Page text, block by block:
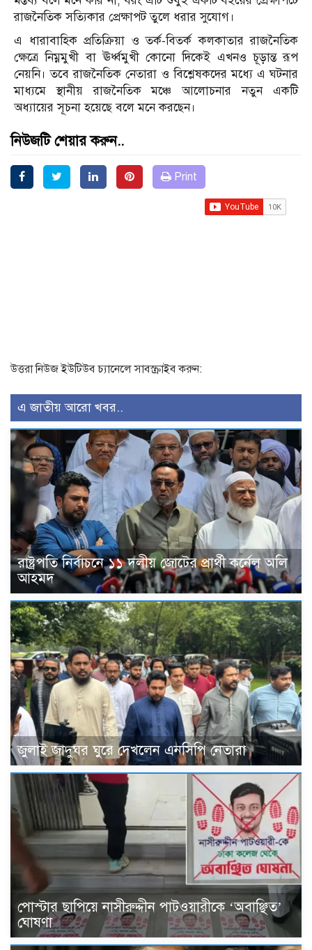
রাজনৈতিক সত্যিকার প্রেক্ষাপট তুলে ধরার সুযোগ।
এ ধারাবাহিক প্রতিক্রিয়া ও তর্ক-বিতর্ক কলকাতার রাজনৈতিক
ক্ষেত্রে নিম্নমুখী বা ঊর্ধ্বমুখী কোনো দিকেই এখনও চূড়ান্ত রূপ
নেয়নি। তবে রাজনৈতিক নেতারা ও বিশ্লেষকদের মধ্যে এ ঘটনার
মাধ্যমে স্থানীয় রাজনৈতিক মঞ্চে আলোচনার নতুন একটি
অধ্যায়ের সূচনা হয়েছে বলে মনে করছেন।
নিউজটি শেয়ার করুন..
Print
উত্তরা নিউজ ইউটিউব চ্যানেলে সাবস্ক্রাইব করুন:
এ জাতীয় আরো খবর..
রাষ্ট্রপতি নির্বাচনে ১১ দলীয় জোটের প্রার্থী কর্নেল অলি
আহমদ
জুলাই জাদুঘর ঘুরে দেখলেন এনসিপি নেতারা
পোস্টার ছাপিয়ে নাসীরুদ্দীন পাটওয়ারীকে ‘অবাঞ্ছিত’
ঘোষণা